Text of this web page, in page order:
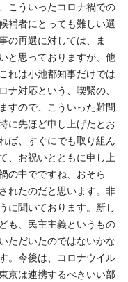
こういったコロナ禍での
補者にとっても難しい選
の再選に対しては、ま
と思っておりますが、他
れは小池都知事だけでは
ナ対応という、喫緊の、
すので、こういった難問
に先ほど申し上げたとお
ば、すぐにでも取り組ん
、お祝いとともに申し上
の中でですね、おそら
れたのだと思います。非
に聞いております。新し
も、民主主義というもの
ただいたのではないかな
。今後は、コロナウイル
京は連携するべきいい部